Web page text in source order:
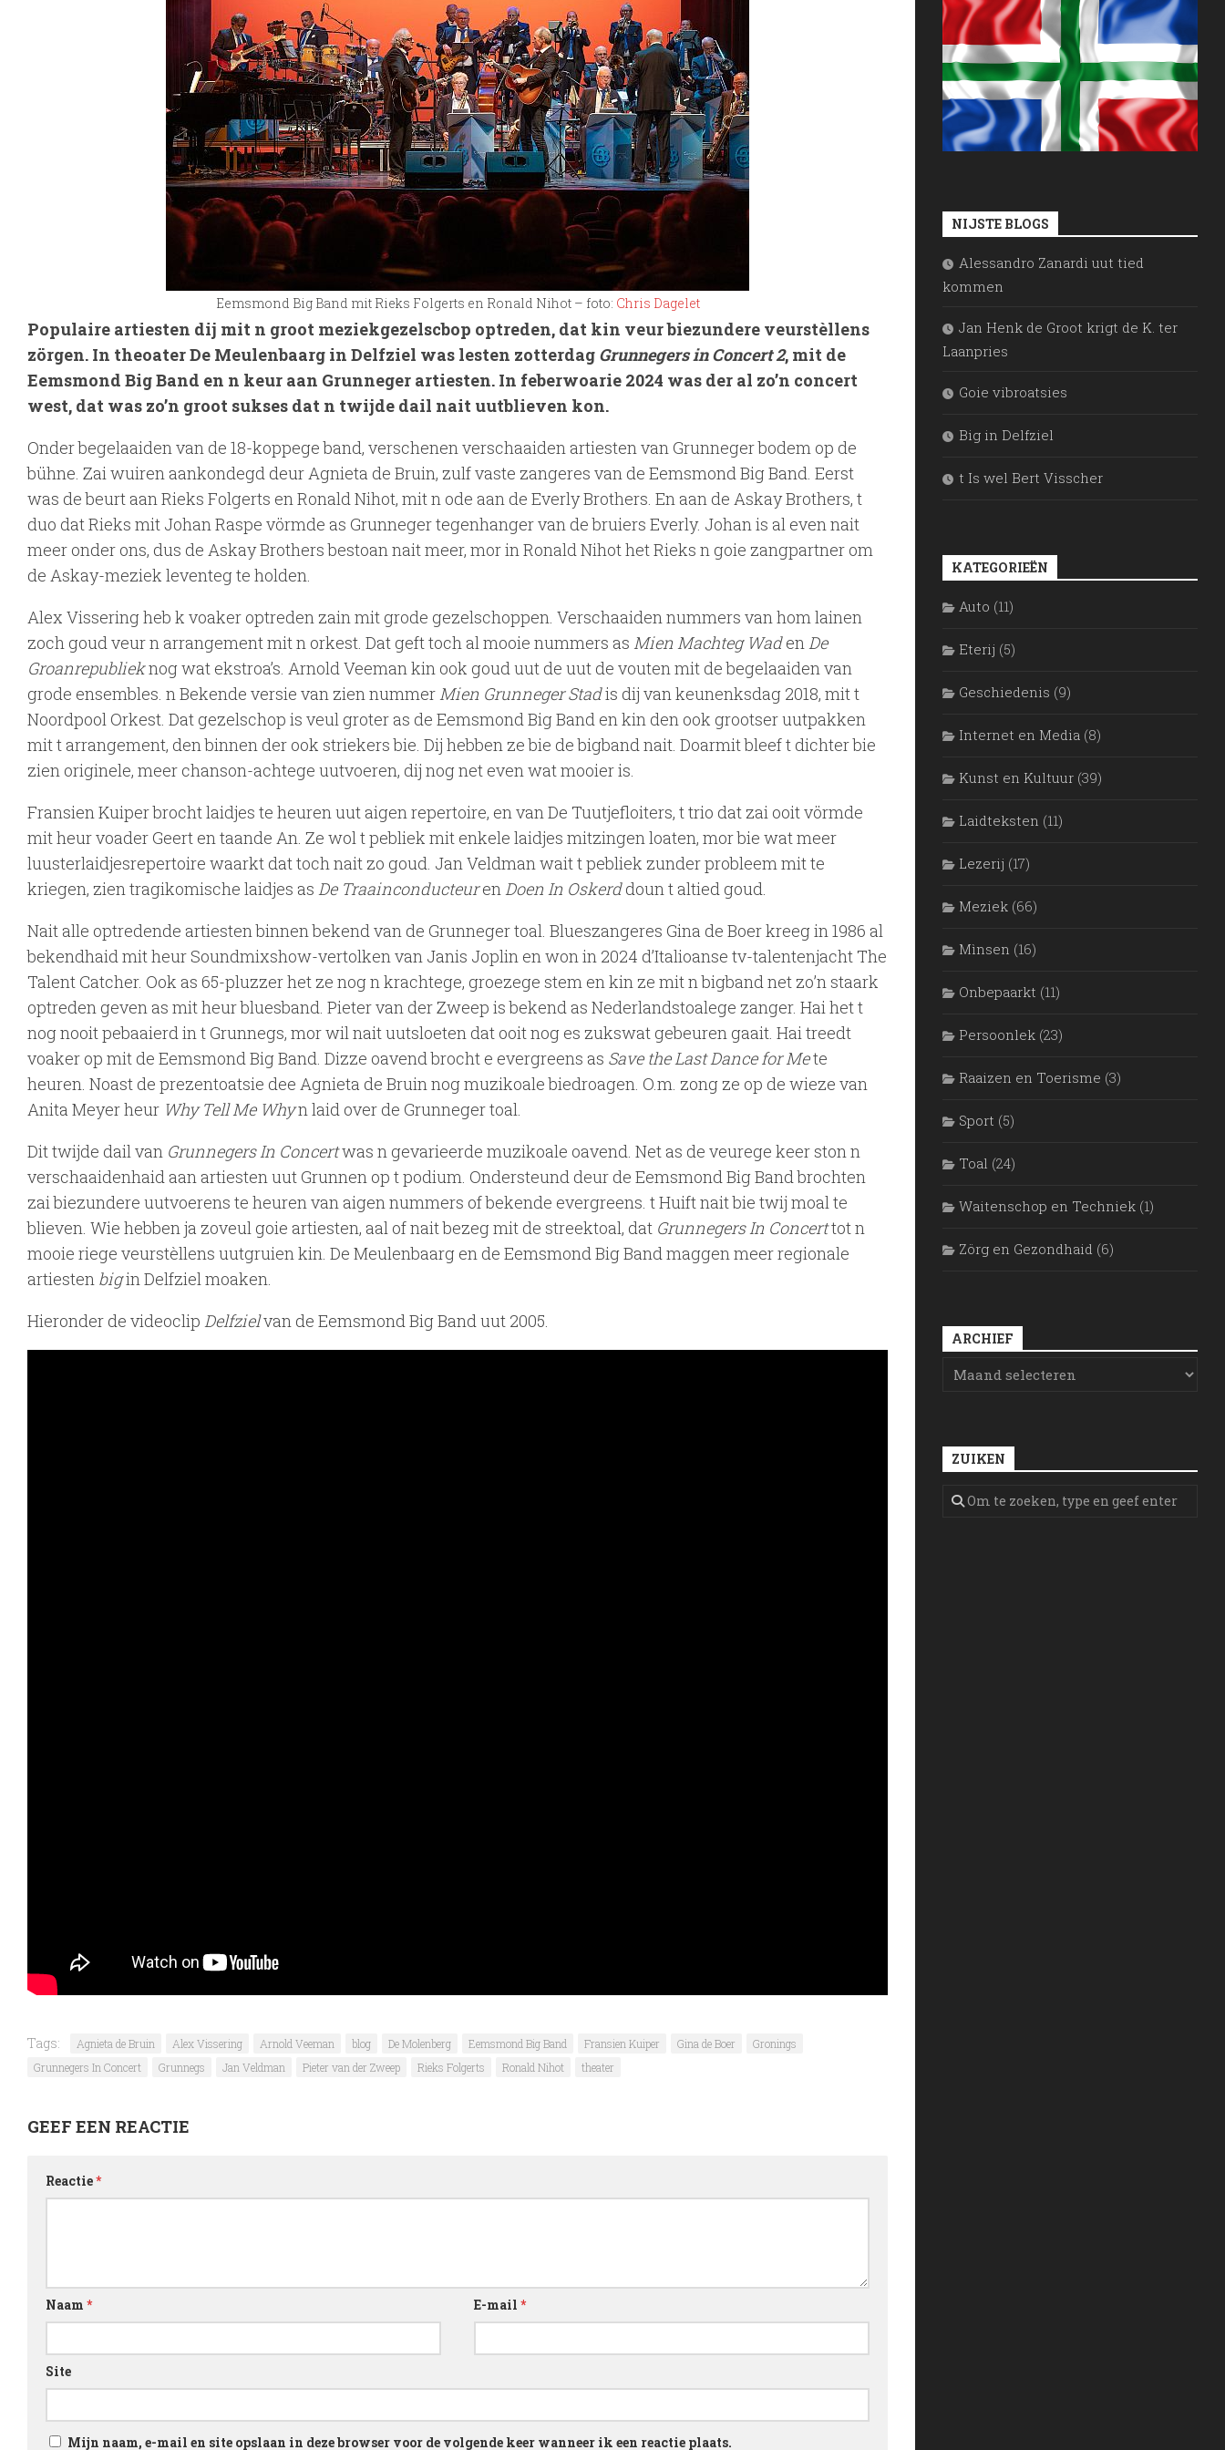
Eemsmond Big Band mit Rieks Folgerts en Ronald Nihot – foto: Chris Dagelet
Populaire artiesten dij mit n groot meziekgezelscbop optreden, dat kin veur biezundere veurstèllens
zörgen. In theoater De Meulenbaarg in Delfziel was lesten zotterdag Grunnegers in Concert 2, mit de
Eemsmond Big Band en n keur aan Grunneger artiesten. In feberwoarie 2024 was der al zo’n concert
west, dat was zo’n groot sukses dat n twijde dail nait uutblieven kon.
Onder begelaaiden van de 18-koppege band, verschenen verschaaiden artiesten van Grunneger bodem op de
bühne. Zai wuiren aankondegd deur Agnieta de Bruin, zulf vaste zangeres van de Eemsmond Big Band. Eerst
was de beurt aan Rieks Folgerts en Ronald Nihot, mit n ode aan de Everly Brothers. En aan de Askay Brothers, t
duo dat Rieks mit Johan Raspe vörmde as Grunneger tegenhanger van de bruiers Everly. Johan is al even nait
meer onder ons, dus de Askay Brothers bestoan nait meer, mor in Ronald Nihot het Rieks n goie zangpartner om
de Askay-meziek leventeg te holden.
Alex Vissering heb k voaker optreden zain mit grode gezelschoppen. Verschaaiden nummers van hom lainen
zoch goud veur n arrangement mit n orkest. Dat geft toch al mooie nummers as Mien Machteg WadenDe
Groanrepublieknog wat ekstroa’s. Arnold Veeman kin ook goud uut de uut de vouten mit de begelaaiden van
grode ensembles. n Bekende versie van zien nummerMien Grunneger Stadis dij van keunenksdag 2018, mit t
Noordpool Orkest. Dat gezelschop is veul groter as de Eemsmond Big Band en kin den ook grootser uutpakken
mit t arrangement, den binnen der ook striekers bie. Dij hebben ze bie de bigband nait. Doarmit bleef t dichter bie
zien originele, meer chanson-achtege uutvoeren, dij nog net even wat mooier is.
Fransien Kuiper brocht laidjes te heuren uut aigen repertoire, en van De Tuutjefloiters, t trio dat zai ooit vörmde
mit heur voader Geert en taande An. Ze wol t pebliek mit enkele laidjes mitzingen loaten, mor bie wat meer
luusterlaidjesrepertoire waarkt dat toch nait zo goud. Jan Veldman wait t pebliek zunder probleem mit te
kriegen, zien tragikomische laidjes as De TraainconducteurenDoen In Oskerddoun t altied goud.
Nait alle optredende artiesten binnen bekend van de Grunneger toal. Blueszangeres Gina de Boer kreeg in 1986 al
bekendhaid mit heur Soundmixshow-vertolken van Janis Joplin en won in 2024 d’Italioanse tv-talentenjacht The
Talent Catcher. Ook as 65-pluzzer het ze nog n krachtege, groezege stem en kin ze mit n bigband net zo’n staark
optreden geven as mit heur bluesband. Pieter van der Zweep is bekend as Nederlandstoalege zanger. Hai het t
nog nooit pebaaierd in t Grunnegs, mor wil nait uutsloeten dat ooit nog es zukswat gebeuren gaait. Hai treedt
voaker op mit de Eemsmond Big Band. Dizze oavend brocht e evergreens as Save the Last Dance for Mete
heuren. Noast de prezentoatsie dee Agnieta de Bruin nog muzikoale biedroagen. O.m. zong ze op de wieze van
Anita Meyer heur Why Tell Me Whyn laid over de Grunneger toal.
Dit twijde dail van Grunnegers In Concertwas n gevarieerde muzikoale oavend. Net as de veurege keer ston n
verschaaidenhaid aan artiesten uut Grunnen op t podium. Ondersteund deur de Eemsmond Big Band brochten
zai biezundere uutvoerens te heuren van aigen nummers of bekende evergreens. t Huift nait bie twij moal te
blieven. Wie hebben ja zoveul goie artiesten, aal of nait bezeg mit de streektoal, dat Grunnegers In Concerttot n
mooie riege veurstèllens uutgruien kin. De Meulenbaarg en de Eemsmond Big Band maggen meer regionale
artiesten bigin Delfziel moaken.
Hieronder de videoclip Delfzielvan de Eemsmond Big Band uut 2005.
Tags: Agnieta de Bruin Alex Vissering Arnold Veeman blog De Molenberg Eemsmond Big Band Fransien Kuiper Gina de Boer
Gronings
Grunnegers In Concert
Grunnegs Jan Veldman Pieter van der Zweep Rieks Folgerts Ronald Nihot theater
GEEF EEN REACTIE
Reactie*
Naam * E-mail*
Site
Mijn naam, e-mail en site opslaan in deze browser voor de volgende keer wanneer ik een reactie plaats.
NIJSTE BLOGS
Alessandro Zanardi uut tied
kommen
Jan Henk de Groot krigt de K. ter
Laanpries
Goie vibroatsies
Big in Delfziel
t Is wel Bert Visscher
KATEGORIEËN
Auto (11)
Eterij (5)
Geschiedenis (9)
Internet en Media (8)
Kunst en Kultuur (39)
Laidteksten (11)
Lezerij (17)
Meziek (66)
Mìnsen (16)
Onbepaarkt (11)
Persoonlek (23)
Raaizen en Toerisme (3)
Sport (5)
Toal (24)
Waitenschop en Techniek (1)
Zörg en Gezondhaid (6)
ARCHIEF
ZUIKEN